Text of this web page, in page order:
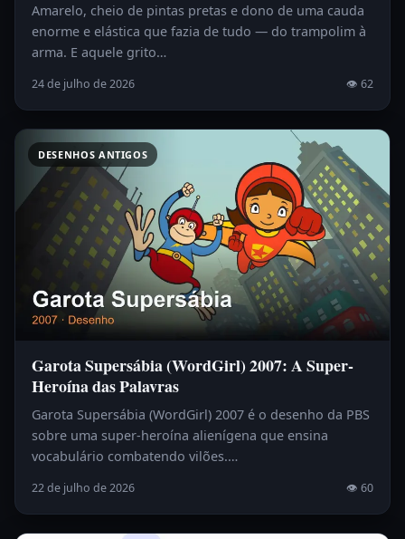
Amarelo, cheio de pintas pretas e dono de uma cauda
enorme e elástica que fazia de tudo — do trampolim à
arma. E aquele grito…
24 de julho de 2026 👁 62
DESENHOS ANTIGOS
Garota Supersábia (WordGirl) 2007: A Super-
Heroína das Palavras
Garota Supersábia (WordGirl) 2007 é o desenho da PBS
sobre uma super-heroína alienígena que ensina
vocabulário combatendo vilões.…
22 de julho de 2026 👁 60